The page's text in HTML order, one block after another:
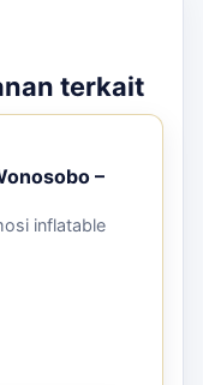
terkait
–
inflatable